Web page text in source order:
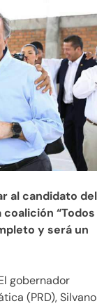
al candidato del
coalición “Todos
y será un
gobernador
(PRD), Silvano